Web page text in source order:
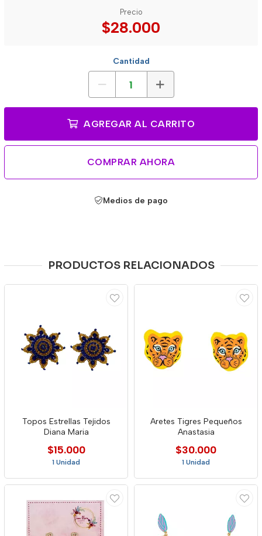
Precio
$28.000
Cantidad
AGREGAR AL CARRITO
COMPRAR AHORA
Medios de pago
PRODUCTOS RELACIONADOS
Topos Estrellas Tejidos
Diana Maria
$15.000
1 Unidad
Aretes Tigres Pequeños
Anastasia
$30.000
1 Unidad